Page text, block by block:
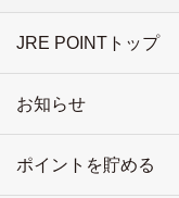
JRE POINTトップ
お知らせ
ポイントを貯める